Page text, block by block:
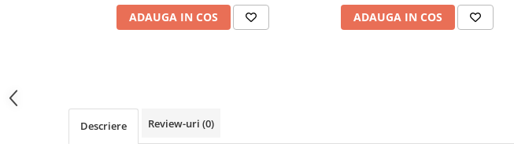
ADAUGA IN COS ADAUGA IN COS
Descriere Review-uri (0)